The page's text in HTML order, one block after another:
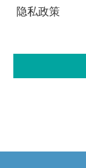
隐私政策